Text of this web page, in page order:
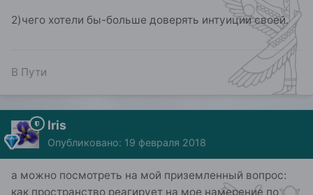
2)чего хотели бы-больше доверять интуиции своей.
В Пути
Iris
Опубликовано: 19 февраля 2018
а можно посмотреть на мой приземленный вопрос:
как пространство реагирует на мое намерение по